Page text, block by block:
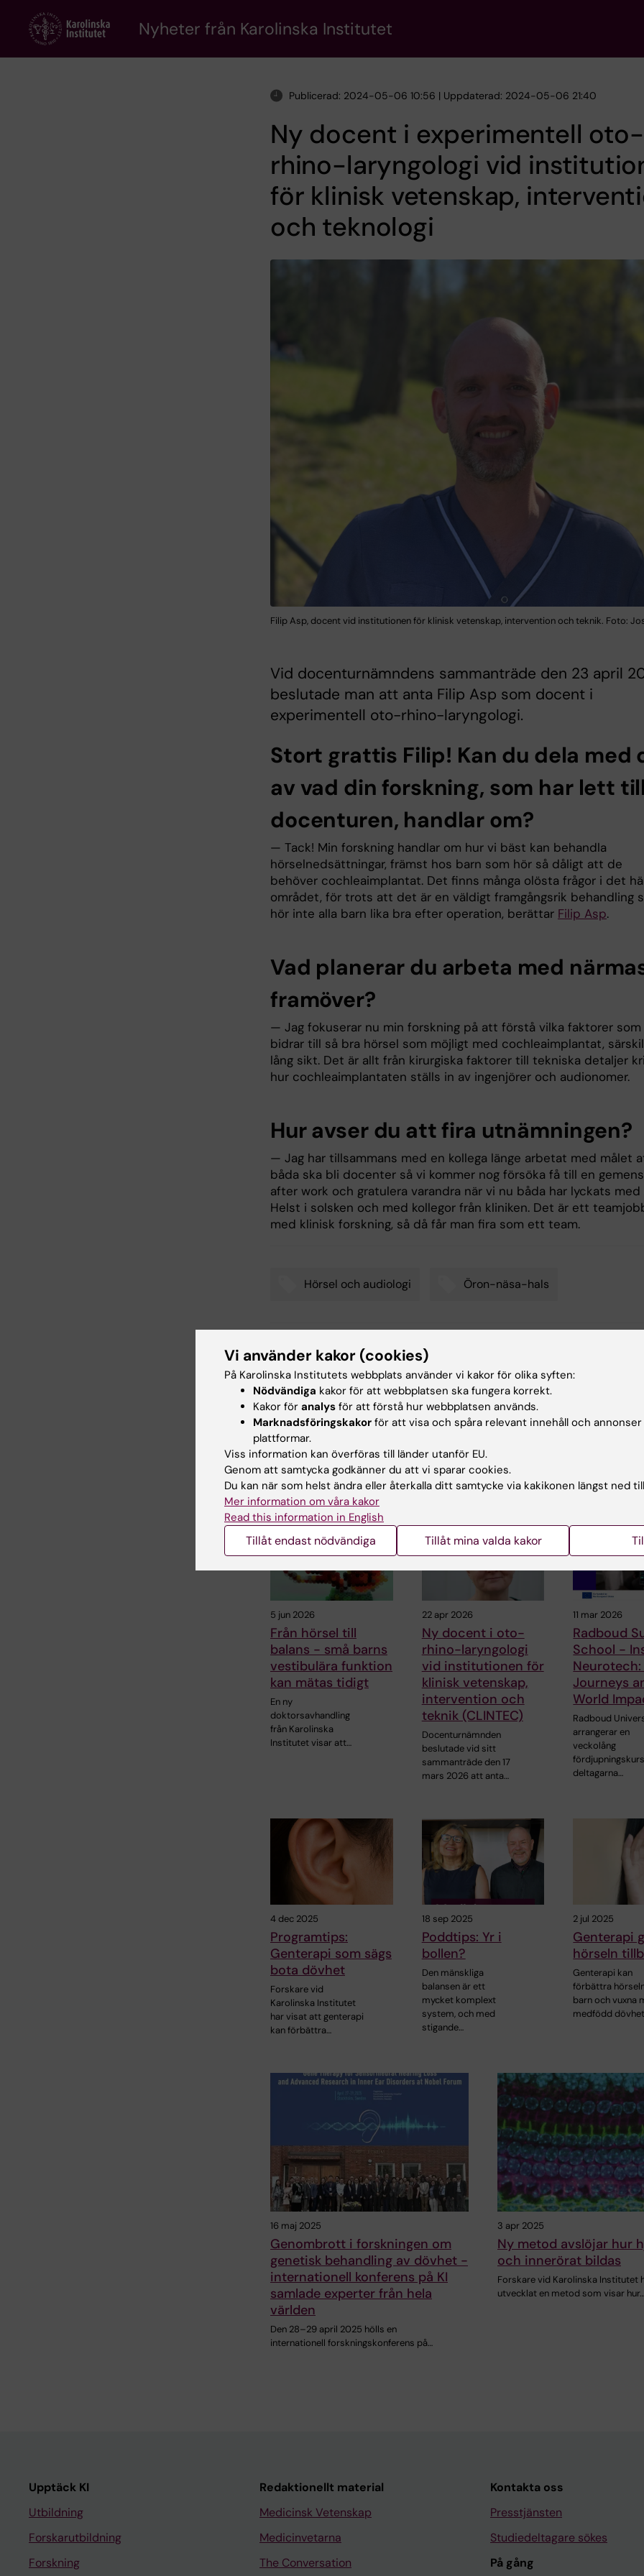
content
Nyheter från Karolinska Institutet
Publicerad: 2024-05-06 10:56 | Uppdaterad: 2024-05-06 21:40
Ny docent i experimentell oto-
rhino-laryngologi vid
för klinisk vetenskap,
och teknologi
Filip Asp, docent vid institutionen för klinisk vetenskap, intervention och teknik. Foto:
Vid docenturnämndens sammanträde den 23 april
beslutade man att anta Filip Asp som docent i
experimentell oto-rhino-laryngologi.
Stort grattis Filip! Kan du dela med
av vad din forskning, som har lett till
docenturen, handlar om?
— Tack! Min forskning handlar om hur vi bäst kan behandla
hörselnedsättningar, främst hos barn som hör så dåligt att de
behöver cochleaimplantat. Det finns många olösta frågor i det
området, för trots att det är en väldigt framgångsrik behandling
hör inte alla barn lika bra efter operation, berättar Filip Asp.
Vad planerar du arbeta med
framöver?
— Jag fokuserar nu min forskning på att förstå vilka faktorer som
bidrar till så bra hörsel som möjligt med cochleaimplantat,
lång sikt. Det är allt från kirurgiska faktorer till tekniska detaljer
hur cochleaimplantaten ställs in av ingenjörer och audionomer.
Hur avser du att fira utnämningen?
— Jag har tillsammans med en kollega länge arbetat med målet
båda ska bli docenter så vi kommer nog försöka få till en
after work och gratulera varandra när vi nu båda har lyckats
Helst i solsken och med kollegor från kliniken. Det är ett
med klinisk forskning, så då får man fira som ett team.
Hörsel och audiologi Öron-näsa-hals
Uppdaterad av:
Anne Hammarskjöld
2024-05-06
Dela
Relaterade artiklar
5 jun 2026
Från hörsel till
balans - små barns
vestibulära funktion
kan mätas tidigt
En ny
doktorsavhandling
från Karolinska
Institutet visar att…
22 apr 2026
Ny docent i oto-
rhino-laryngologi
vid institutionen för
klinisk vetenskap,
intervention och
teknik (CLINTEC)
Docenturnämnden
beslutade vid sitt
sammanträde den 17
mars 2026 att anta…
11 mar 2026
Radboud
School -
Journeys
World
Radboud
arrangerar en
veckolång
deltagarna…
4 dec 2025
Programtips:
Genterapi som sägs
bota dövhet
Forskare vid
Karolinska Institutet
har visat att genterapi
kan förbättra…
18 sep 2025
Poddtips: Yr i
bollen?
Den mänskliga
balansen är ett
mycket komplext
system, och med
stigande…
2 jul 2025
Genterapi
hörseln
Genterapi kan
förbättra
barn och vuxna
medfödd
16 maj 2025
Genombrott i forskningen om
genetisk behandling av dövhet -
internationell konferens på KI
samlade experter från hela
världen
Den 28–29 april 2025 hölls en
internationell forskningskonferens på…
3 apr 2025
Ny metod avslöjar hur
och innerörat bildas
Forskare vid Karolinska Institutet
utvecklat en metod som visar hur…
Upptäck KI
Utbildning
Forskarutbildning
Forskning
Redaktionellt material
Medicinsk Vetenskap
Medicinvetarna
The Conversation
Kontakta oss
Presstjänsten
Studiedeltagare sökes
På gång
Vi använder kakor (cookies)
På Karolinska Institutets webbplats använder vi kakor för olika syften:
Nödvändiga kakor för att webbplatsen ska fungera korrekt.
Kakor för analys för att förstå hur webbplatsen används.
Marknadsföringskakor för att visa och spåra relevant innehåll och
plattformar.
Viss information kan överföras till länder utanför EU.
Genom att samtycka godkänner du att vi sparar cookies.
Du kan när som helst ändra eller återkalla ditt samtycke via kakikonen längst ned
Mer information om våra kakor
Read this information in English
Tillåt endast nödvändiga Tillåt mina valda kakor